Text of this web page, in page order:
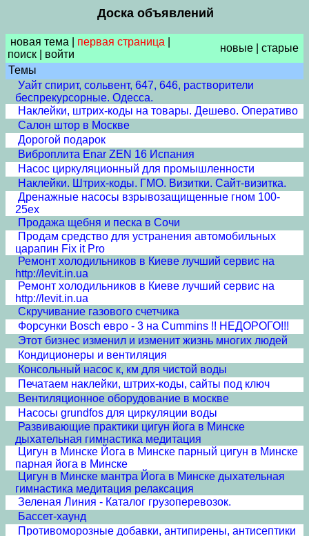
Доска объявлений
новая тема первая страница
поиск
войти
новые
старые
Темы
Уайт спирит, сольвент, 647, 646, растворители
беспрекурсорные. Одесса.
Наклейки, штрих-коды на товары. Дешево. Оперативо
Салон штор в Москве
Дорогой подарок
Виброплита Enar ZEN 16 Испания
Насос циркуляционный для промышленности
Наклейки. Штрих-коды. ГМО. Визитки. Сайт-визитка.
Дренажные насосы взрывозащищенные гном 100-
25ex
Продажа щебня и песка в Сочи
Продам средство для устранения автомобильных
царапин Fix it Pro
Ремонт холодильников в Киеве лучший сервис на
http://levit.in.ua
Ремонт холодильников в Киеве лучший сервис на
http://levit.in.ua
Скручивание газового счетчика
Форсунки Bosch евро - 3 на Cummins !! НЕДОРОГО!!!
Этот бизнес изменил и изменит жизнь многих людей
Кондиционеры и вентиляция
Консольный насос к, км для чистой воды
Печатаем наклейки, штрих-коды, сайты под ключ
Вентиляционное оборудование в москве
Насосы grundfos для циркуляции воды
Развивающие практики цигун йога в Минске
дыхательная гимнастика медитация
Цигун в Минске Йога в Минске парный цигун в Минске
парная йога в Минске
Цигун в Минске мантра Йога в Минске дыхательная
гимнастика медитация релаксация
Зеленая Линия - Каталог грузоперевозок.
Бассет-хаунд
Противоморозные добавки, антипирены, антисептики